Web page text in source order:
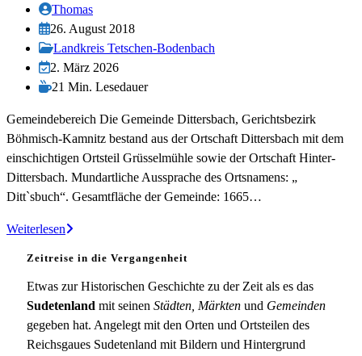
Beitrags-
Autor:
Thomas
Beitrag
veröffentlicht:
26. August 2018
Beitrags-
Kategorie:
Landkreis Tetschen-Bodenbach
Beitrag
zuletzt
am:
2. März 2026
Lesedauer:
21 Min. Lesedauer
Gemeindebereich Die Gemeinde Dittersbach, Gerichtsbezirk
Böhmisch-Kamnitz bestand aus der Ortschaft Dittersbach mit dem
einschichtigen Ortsteil Grüsselmühle sowie der Ortschaft Hinter-
Dittersbach. Mundartliche Aussprache des Ortsnamens: „
Dittˋsbuch“. Gesamtfläche der Gemeinde: 1665…
WeiterlesenDittersbach
Zeitreise in die Vergangenheit
Etwas zur Historischen Geschichte zu der Zeit als es das
Sudetenland mit seinen Städten, Märkten und Gemeinden
gegeben hat. Angelegt mit den Orten und Ortsteilen des
Reichsgaues Sudetenland mit Bildern und Hintergrund